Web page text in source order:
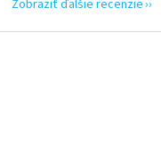
Zobraziť ďalšie recenzie